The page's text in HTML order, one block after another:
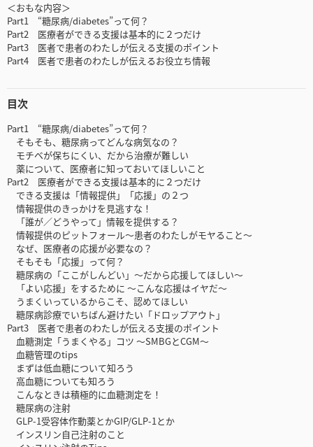
＜おもな内容＞
Part1 “糖尿病/diabetes”って何？
Part2 医療者ができる支援は基本的に２つだけ
Part3 医者で患者のわたしが伝える支援のポイント
Part4 医者で患者のわたしが伝えるお役立ち情報
目次
Part1 “糖尿病/diabetes”って何？
そもそも、糖尿病ってどんな病気なの？
モチベが保ちにくい、だから治療が難しい
薬について、医療者に知っておいてほしいこと
Part2 医療者ができる支援は基本的に２つだけ
できる支援は「情報提供」「応援」の２つ
情報提供のきっかけを見逃すな！
「誰が／どうやって」情報を提供する？
情報提供のピットフォール～患者のわたしがモヤること～
なぜ、医療者の応援が必要なの？
そもそも「応援」って何？
糖尿病の「ここがしんどい」～だから応援してほしい～
「よい応援」をするために ～こんな応援はイヤだ～
うまくいっているからこそ、認めてほしい
糖尿病診療でいちばん避けたい「ドロップアウト」
Part3 医者で患者のわたしが伝える支援のポイント
血糖測定「うまくやる」コツ ～SMBGとCGM～
血糖管理のtips
まずは低血糖について知ろう
高血糖についても知ろう
こんなときは積極的に血糖測定を！
糖尿病の注射
GLP-1受容体作動薬とかGIP/GLP-1とか
インスリン自己注射のこと